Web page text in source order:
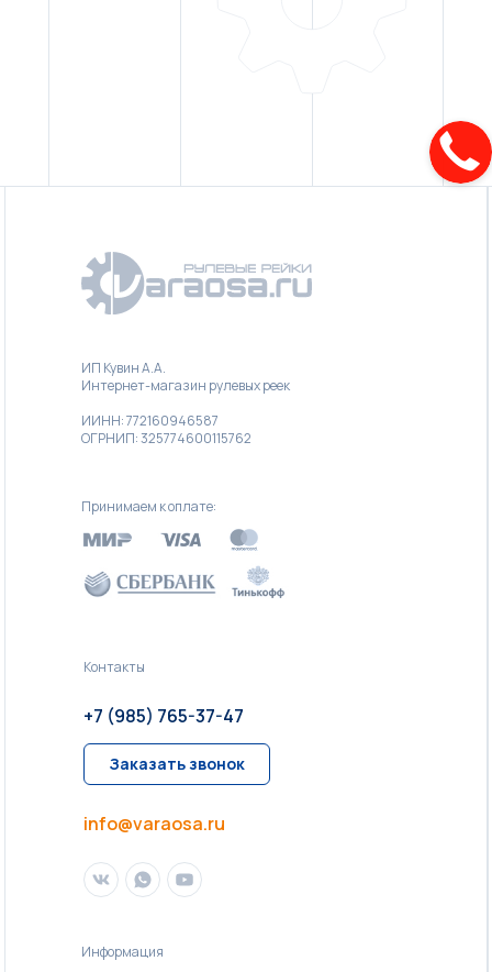
Принимаем к оплате:
Контакты
ИП Кувин А.А.
Интернет-магазин рулевых реек
ИИНН: 772160946587
ОГРНИП: 325774600115762
Информация
info@varaosa.ru
+7 (985) 765-37-47
Заказать звонок